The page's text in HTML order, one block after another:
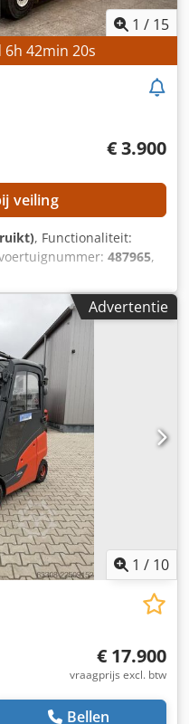
1 / 15
6h 42min 18s
€ 3.900
veiling
, Functionaliteit:
487965,
brandstoftype:diesel,
, TECHNISCHE
Hefcapaciteit: 2.500 kg
vorkbreedte: 1.060 mm
Type
Type brandstof: Diesel
en gewicht
x 3.150 mm
Zijdelingse verschuiving
CE-
Advertentie
1 / 10
€ 17.900
vraagprijs excl. btw
Bellen